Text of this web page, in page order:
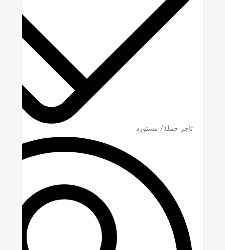
تاجر جملة/ مستورد